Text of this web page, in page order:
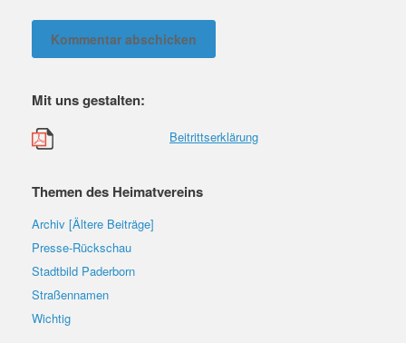
Mit uns gestalten:
Beitrittserklärung
Themen des Heimatvereins
Archiv [Ältere Beiträge]
Presse-Rückschau
Stadtbild Paderborn
Straßennamen
Wichtig